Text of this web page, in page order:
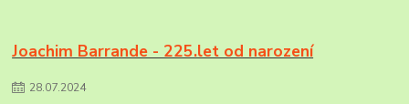
Joachim Barrande - 225.let od narození
28.07.2024